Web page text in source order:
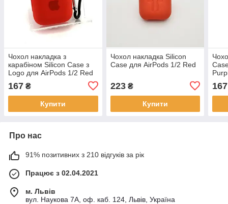
Чохол накладка з
карабіном Silicon Case з
Logo для AirPods 1/2 Red
167 ₴
Купити
Чохол накладка Silicon
Case для AirPods 1/2 Red
223₴
Купити
167
Про нас
91% позитивних з 210 відгуків за рік
Працює з 02.04.2021
м. Львів
вул. Наукова 7А, оф. каб. 124, Львів, Україна